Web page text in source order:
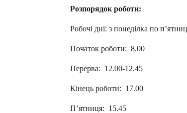
Розпорядок роботи:
Робочі дні: з понеділка по
Початок роботи: 8.00
Перерва: 12.00-12.45
Кінець роботи: 17.00
П’ятниця: 15.45